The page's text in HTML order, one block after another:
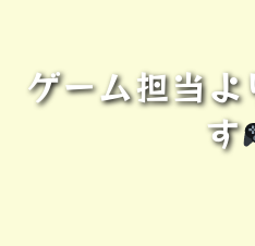
ゲーム担当
す